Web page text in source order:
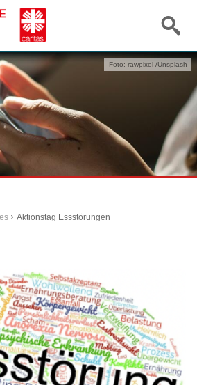
Foto: rawpixel /Unsplash
Aktionstag Essstörungen